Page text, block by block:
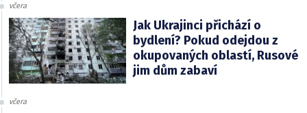
včera
Jak Ukrajinci přichází o
bydlení? Pokud odejdou z
okupovaných oblastí, Rusové
jim dům zabaví
včera